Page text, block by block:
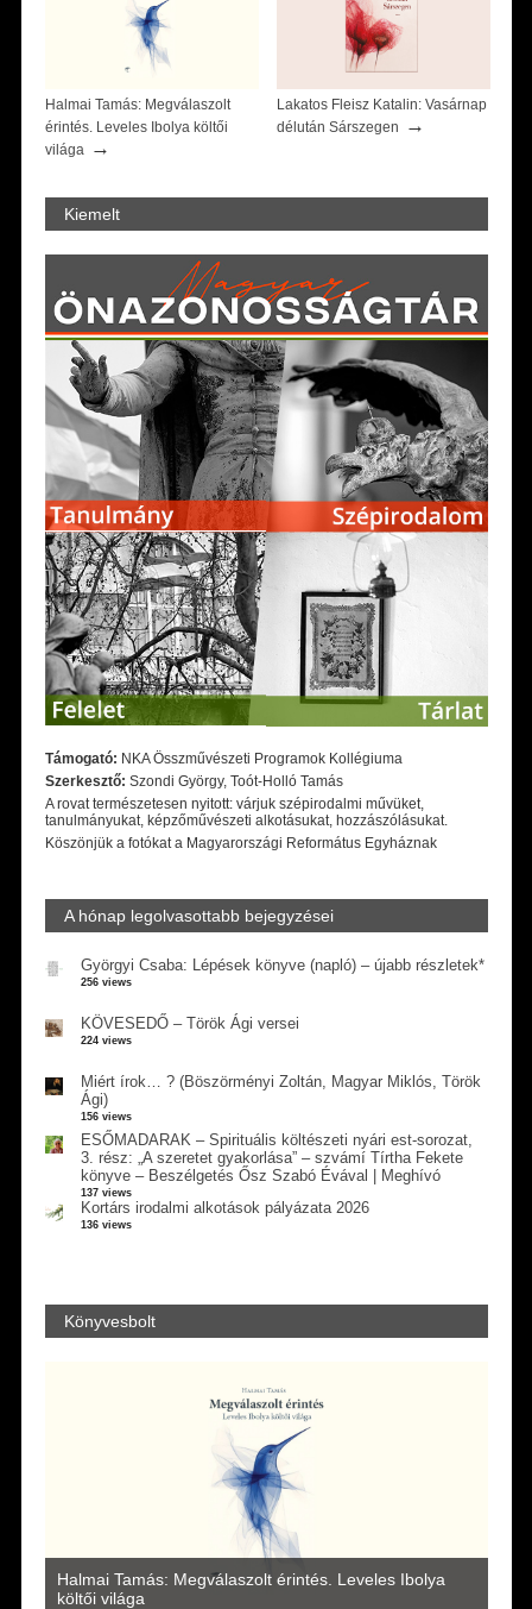
Halmai Tamás: Megválaszolt
érintés. Leveles Ibolya költői
világa
→
Lakatos Fleisz Katalin: Vasárnap
délután Sárszegen
→
Kiemelt
Támogató: NKA Összművészeti Programok Kollégiuma
Szerkesztő: Szondi György, Toót-Holló Tamás
A rovat természetesen nyitott: várjuk szépirodalmi művüket,
tanulmányukat, képzőművészeti alkotásukat, hozzászólásukat.
Köszönjük a fotókat a Magyarországi Református Egyháznak
A hónap legolvasottabb bejegyzései
Györgyi Csaba: Lépések könyve (napló) – újabb részletek*
256 views
KÖVESEDŐ – Török Ági versei
224 views
Miért írok… ? (Böszörményi Zoltán, Magyar Miklós, Török
Ági)
156 views
ESŐMADARAK – Spirituális költészeti nyári est-sorozat,
3. rész: „A szeretet gyakorlása” – szvámí Tírtha Fekete
könyve – Beszélgetés Ősz Szabó Évával | Meghívó
137 views
Kortárs irodalmi alkotások pályázata 2026
136 views
Könyvesbolt
Halmai Tamás: Megválaszolt érintés. Leveles Ibolya
költői világa